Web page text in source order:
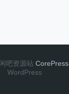
吧资源站 CorePress
WordPress